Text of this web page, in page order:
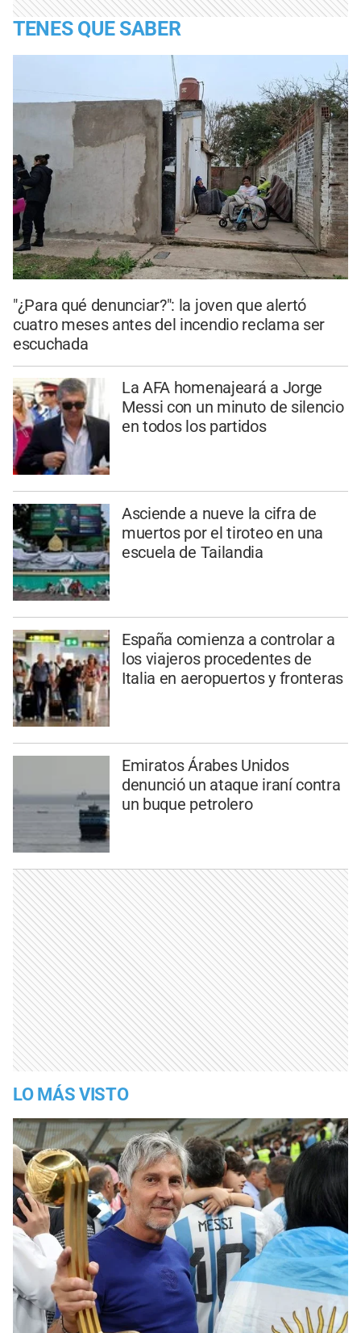
TENES QUE SABER
"¿Para qué denunciar?": la joven que alertó
cuatro meses antes del incendio reclama ser
escuchada
La AFA homenajeará a Jorge
Messi con un minuto de silencio
en todos los partidos
Asciende a nueve la cifra de
muertos por el tiroteo en una
escuela de Tailandia
España comienza a controlar a
los viajeros procedentes de
Italia en aeropuertos y fronteras
Emiratos Árabes Unidos
denunció un ataque iraní contra
un buque petrolero
LO MÁS VISTO